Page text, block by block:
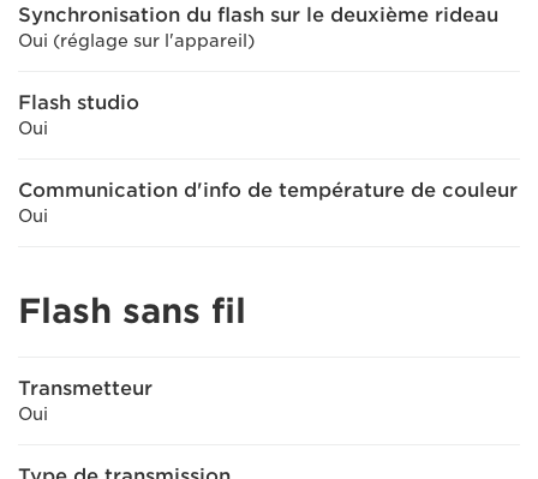
Synchronisation du flash sur le deuxième rideau
Oui (réglage sur l'appareil)
Flash studio
Oui
Communication d'info de température de couleur
Oui
Flash sans fil
Transmetteur
Oui